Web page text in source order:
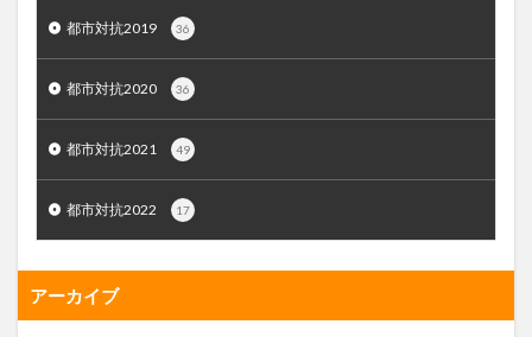
都市対抗2019 36
都市対抗2020 36
都市対抗2021 49
都市対抗2022 17
アーカイブ